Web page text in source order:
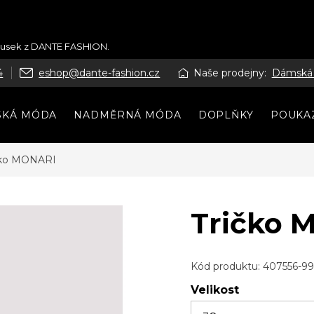
z DANTE FASHION.
eshop@dante-fashion.cz Naše prodejny:
MÓDA NADMĚRNÁ MÓDA DOPLŇKY
MONARI
Tričko
Kód produktu: 407556-
Velikost